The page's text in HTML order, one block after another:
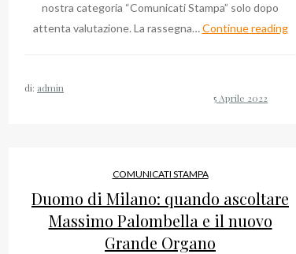
nostra categoria “Comunicati Stampa” solo dopo
attenta valutazione. La rassegna…Continue readingSul
di: admin
COMUNICATI STAMPA
Duomo di Milano: quando ascoltare
Massimo Palombella e il nuovo
Grande Organo